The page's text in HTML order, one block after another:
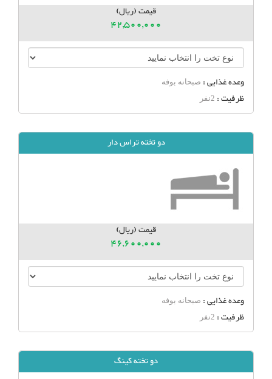
قیمت (ریال)
42,500,000
وعده غذایی : صبحانه بوفه
ظرفیت : 2نفر
دو تخته تراس دار
قیمت (ریال)
46,600,000
وعده غذایی : صبحانه بوفه
ظرفیت : 2نفر
دو تخته کینگ